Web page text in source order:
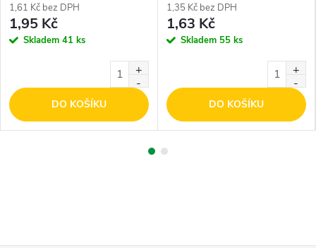
1,61 Kč bez DPH
1,95 Kč
Skladem 41 ks
DO KOŠÍKU
1,35 Kč bez DPH
1,63 Kč
Skladem 55 ks
DO KOŠÍKU